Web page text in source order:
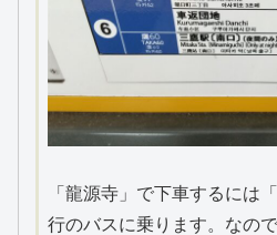
「龍源寺」で下車するには
行のバスに乗ります。なの